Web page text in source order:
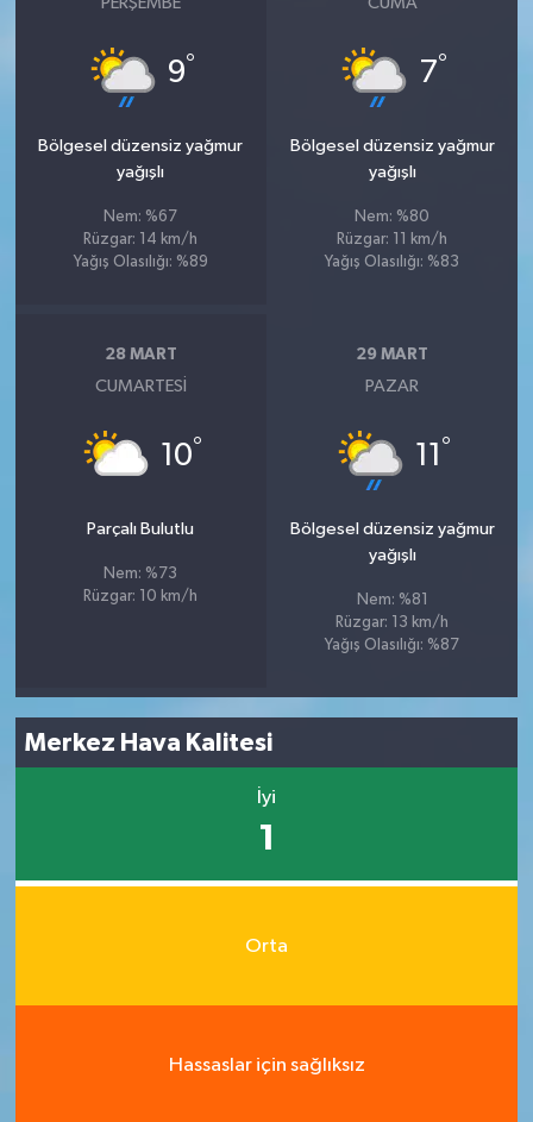
9°
Bölgesel düzensiz yağmur
yağışlı
Nem: %67
Rüzgar: 14 km/h
Yağış Olasılığı: %89
7°
Bölgesel düzensiz yağmur
yağışlı
Nem: %80
Rüzgar: 11 km/h
Yağış Olasılığı: %83
28 MART
CUMARTESI
10°
Parçalı Bulutlu
Nem: %73
Rüzgar: 10 km/h
29 MART
PAZAR
11 °
Bölgesel düzensiz yağmur
yağışlı
Nem: %81
Rüzgar: 13 km/h
Yağış Olasılığı: %87
Merkez Hava Kalitesi
İyi
1
Orta
Hassaslar için sağlıksız